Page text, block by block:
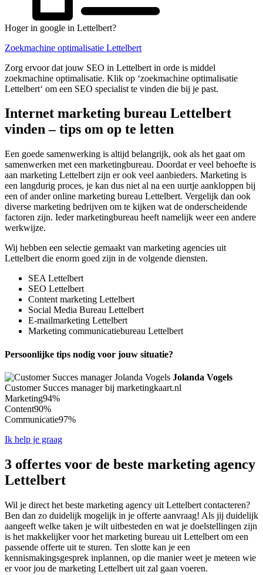
Hoger in google in Lettelbert?
Zoekmachine optimalisatie Lettelbert
Zorg ervoor dat jouw SEO in Lettelbert in orde is middel
zoekmachine optimalisatie. Klik op ‘zoekmachine optimalisatie
Lettelbert‘ om een SEO specialist te vinden die bij je past.
Internet marketing bureau Lettelbert
vinden – tips om op te letten
Een goede samenwerking is altijd belangrijk, ook als het gaat om
samenwerken met een marketingbureau. Doordat er veel behoefte is
aan marketing Lettelbert zijn er ook veel aanbieders. Marketing is
een langdurig proces, je kan dus niet al na een uurtje aankloppen bij
een of ander online marketing bureau Lettelbert. Vergelijk dan ook
diverse marketing bedrijven om te kijken wat de onderscheidende
factoren zijn. Ieder marketingbureau heeft namelijk weer een andere
werkwijze.
Wij hebben een selectie gemaakt van marketing agencies uit
Lettelbert die enorm goed zijn in de volgende diensten.
SEA Lettelbert
SEO Lettelbert
Content marketing Lettelbert
Social Media Bureau Lettelbert
E-mailmarketing Lettelbert
Marketing communicatiebureau Lettelbert
Persoonlijke tips nodig voor jouw situatie?
Jolanda Vogels
Customer Succes manager bij marketingkaart.nl
Marketing94%
Content90%
Communicatie97%
Ik help je graag
3 offertes voor de beste marketing agency
Lettelbert
Wil je direct het beste marketing agency uit Lettelbert contacteren?
Ben dan zo duidelijk mogelijk in je offerte aanvraag! Als jij duidelijk
aangeeft welke taken je wilt uitbesteden en wat je doelstellingen zijn
is het makkelijker voor het marketing bureau uit Lettelbert om een
passende offerte uit te sturen. Ten slotte kan je een
kennismakingsgesprek inplannen, op die manier weet je meteen wie
er voor jou de marketing Lettelbert uit zal gaan voeren.